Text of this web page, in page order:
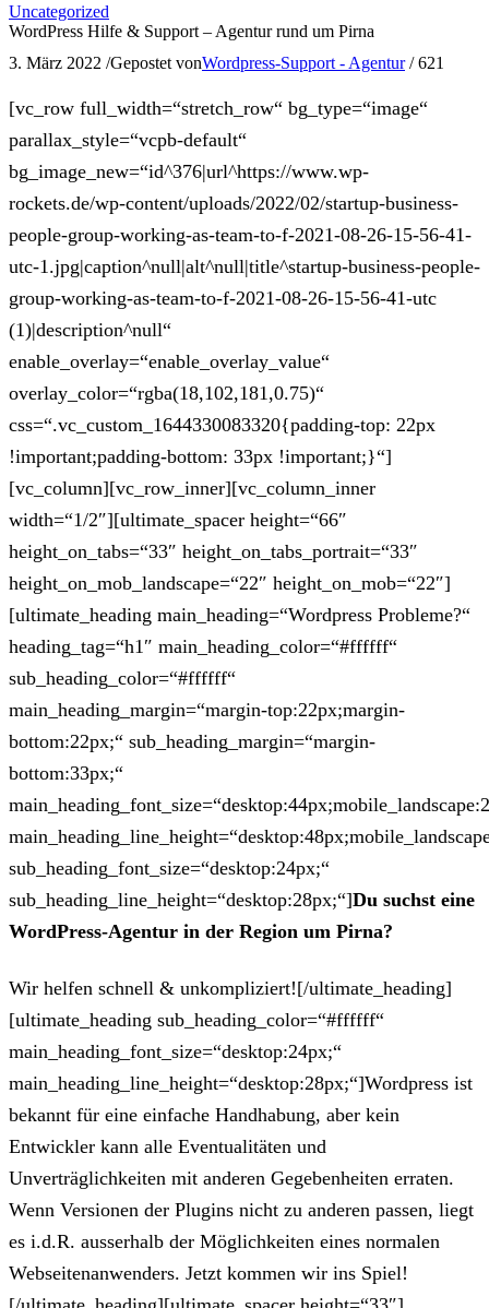
Uncategorized
WordPress Hilfe & Support – Agentur rund um Pirna
3. März 2022 /Gepostet vonWordpress-Support - Agentur / 621
[vc_row full_width=“stretch_row“ bg_type=“image“
parallax_style=“vcpb-default“
bg_image_new=“id^376|url^https://www.wp-
rockets.de/wp-content/uploads/2022/02/startup-business-
people-group-working-as-team-to-f-2021-08-26-15-56-41-
utc-1.jpg|caption^null|alt^null|title^startup-business-people-
group-working-as-team-to-f-2021-08-26-15-56-41-utc
(1)|description^null“
enable_overlay=“enable_overlay_value“
overlay_color=“rgba(18,102,181,0.75)“
css=“.vc_custom_1644330083320{padding-top: 22px
!important;padding-bottom: 33px !important;}“]
[vc_column][vc_row_inner][vc_column_inner
width=“1/2″][ultimate_spacer height=“66″
height_on_tabs=“33″ height_on_tabs_portrait=“33″
height_on_mob_landscape=“22″ height_on_mob=“22″]
[ultimate_heading main_heading=“Wordpress Probleme?“
heading_tag=“h1″ main_heading_color=“#ffffff“
sub_heading_color=“#ffffff“
main_heading_margin=“margin-top:22px;margin-
bottom:22px;“ sub_heading_margin=“margin-
bottom:33px;“
sub_heading_font_size=“desktop:24px;“
sub_heading_line_height=“desktop:28px;“]Du suchst eine
WordPress-Agentur in der Region um Pirna?
Wir helfen schnell & unkompliziert![/ultimate_heading]
[ultimate_heading sub_heading_color=“#ffffff“
main_heading_font_size=“desktop:24px;“
main_heading_line_height=“desktop:28px;“]Wordpress ist
bekannt für eine einfache Handhabung, aber kein
Entwickler kann alle Eventualitäten und
Unverträglichkeiten mit anderen Gegebenheiten erraten.
Wenn Versionen der Plugins nicht zu anderen passen, liegt
es i.d.R. ausserhalb der Möglichkeiten eines normalen
Webseitenanwenders. Jetzt kommen wir ins Spiel!